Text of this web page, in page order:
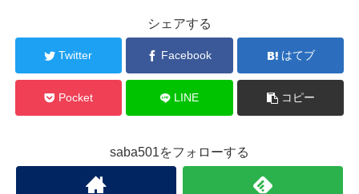
シェアする
Twitter Facebook はてブ
Pocket LINE コピー
saba501をフォローする